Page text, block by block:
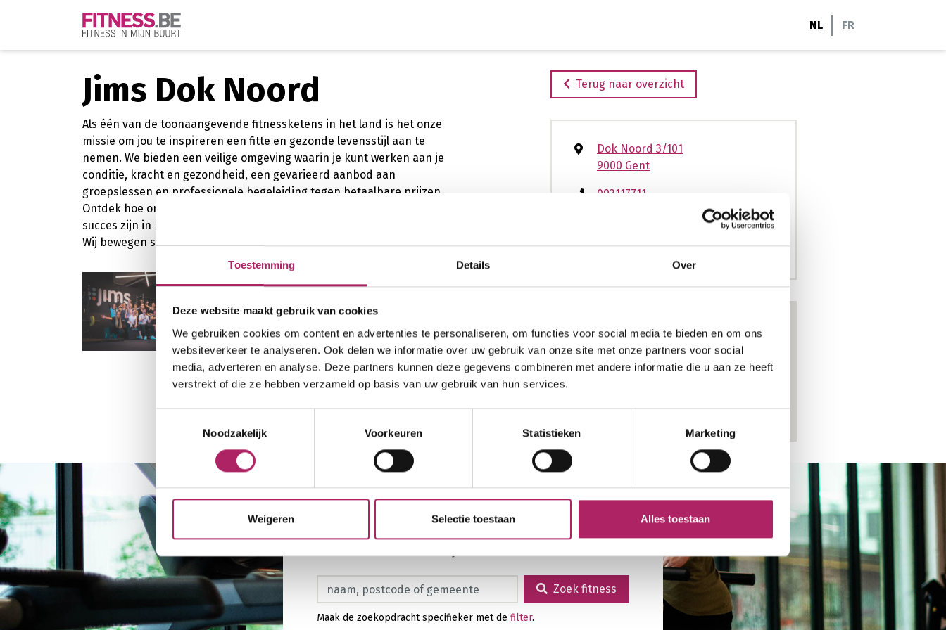
Toestemming Details Over
Deze website maakt gebruik van cookies
We gebruiken cookies om content en advertenties te personaliseren, om functies voor social media te bieden en om ons
websiteverkeer te analyseren. Ook delen we informatie over uw gebruik van onze site met onze partners voor social
media, adverteren en analyse. Deze partners kunnen deze gegevens combineren met andere informatie die u aan ze heeft
verstrekt of die ze hebben verzameld op basis van uw gebruik van hun services.
Noodzakelijk
Voorkeuren Statistieken Marketing
Weigeren Selectie toestaan Alles toestaan
NL FR
Jims Dok Noord
Als één van de toonaangevende fitnessketens in het land is het onze
missie om jou te inspireren een fitte en gezonde levensstijl aan te
nemen. We bieden een veilige omgeving waarin je kunt werken aan je
conditie, kracht en gezondheid, een gevarieerd aanbod aan
groepslessen en professionele begeleiding tegen betaalbare prijzen.
Ontdek hoe ons uitgebreide aanbod en onze toewijding jouw sleutel tot
succes zijn in het behalen van jouw doelstellingen.
Wij bewegen samen met jou voor en naar een gezondere toekomst
Terug naar overzicht
Dok Noord 3/101
9000 Gent
093117711
gent.doknoord@jims.be
www.jims.be
Zoek fitness
Maak de zoekopdracht specifieker met de filter.